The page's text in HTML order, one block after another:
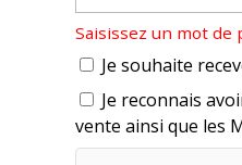
Saisissez un mot de
Je souhaite
Je reconnais
vente ainsi que les